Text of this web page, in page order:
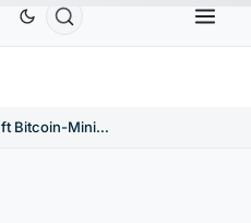
TetherUSDT0,9991 $ BNBBNB
Frankreich prüft Bitcoin-Mining auf überschüssige Energie